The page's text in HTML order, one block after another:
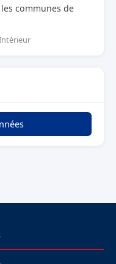
communes de